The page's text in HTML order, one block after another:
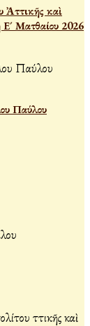
Ἀττικῆς καὶ
Ε´ Ματθαίου 2026
Παύλου